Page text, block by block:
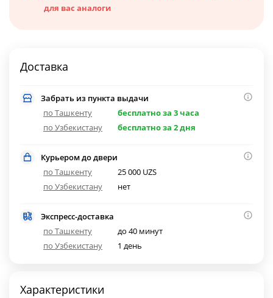
для вас аналоги
Доставка
Забрать из пункта выдачи
по Ташкенту
бесплатно за 3 часа
по Узбекистану
бесплатно за 2 дня
Курьером до двери
по Ташкенту
25 000 UZS
по Узбекистану
нет
Экспресс-доставка
по Ташкенту
до 40 минут
по Узбекистану
1 день
Характеристики